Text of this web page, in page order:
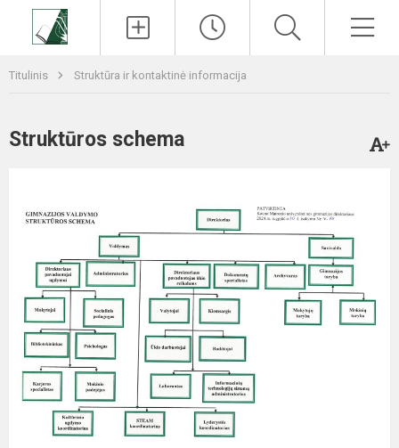
Titulinis Struktūra ir kontaktinė informacija
Struktūros schema